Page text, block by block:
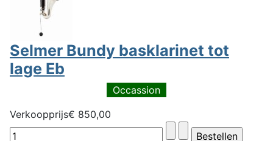
Selmer Bundy basklarinet tot
lage Eb
Occassion
Verkoopprijs€ 850,00